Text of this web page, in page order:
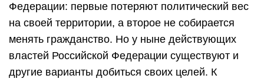
Федерации: первые потеряют политический вес
на своей территории, а второе не собирается
менять гражданство. Но у ныне действующих
властей Российской Федерации существуют и
другие варианты добиться своих целей. К